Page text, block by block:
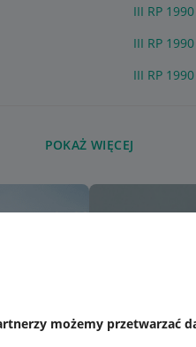
możemy przetwarzać
III RP
III RP
III RP
POKAŻ WIĘCEJ